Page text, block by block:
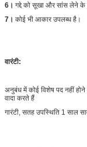
6। गद्दे को सूखा और सांस लेने के
7। कोई भी आकार उपलब्ध है।
वारंटी:
अनुबंध में कोई विशेष पद नहीं होने
वादा करते हैं
गारंटी, सतह उपस्थिति 1 साल